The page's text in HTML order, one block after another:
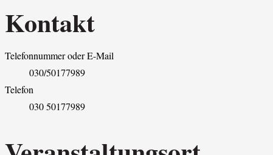
Kontakt
Telefonnummer oder E-Mail
030/50177989
Telefon
030 50177989